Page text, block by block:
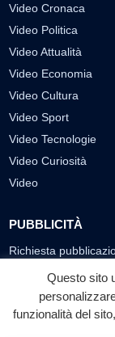
Video Cronaca
Video Politica
Video Attualità
Video Economia
Video Cultura
Video Sport
Video Tecnologie
Video Curiosità
Video
PUBBLICITÀ
Richiesta
SEGUICI SUI
Questo sito
funzionalità del